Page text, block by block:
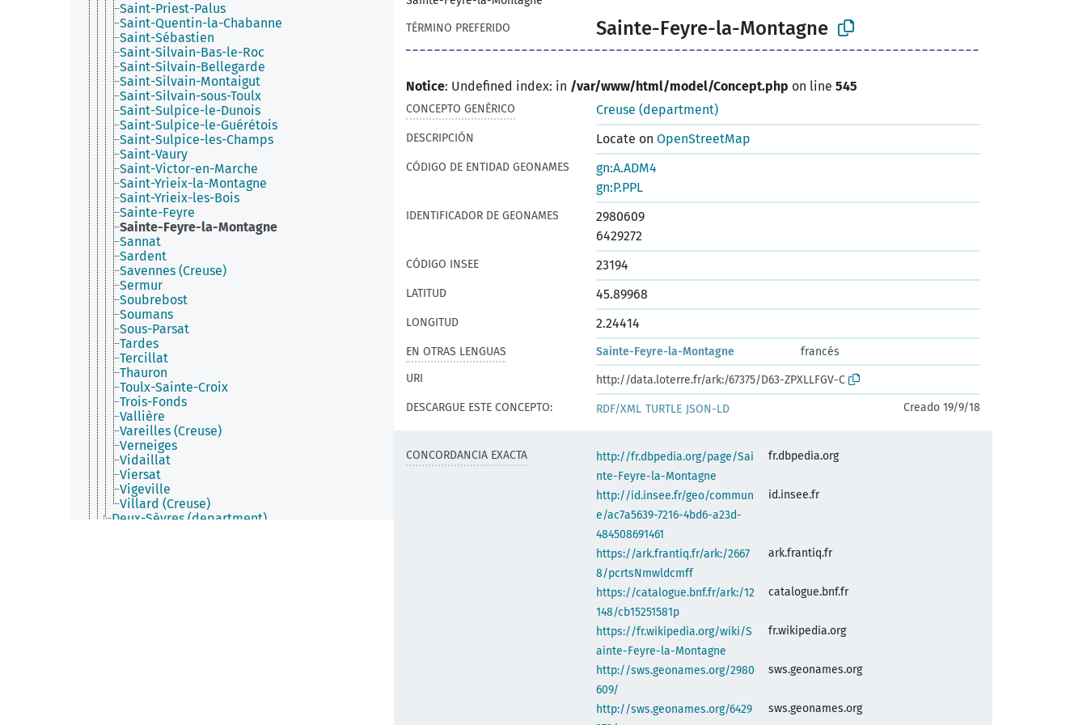
Saint-Priest-Palus
Saint-Quentin-la-Chabanne
Saint-Sébastien
Saint-Silvain-Bas-le-Roc
Saint-Silvain-Bellegarde
Saint-Silvain-Montaigut
Saint-Silvain-sous-Toulx
Saint-Sulpice-le-Dunois
Saint-Sulpice-le-Guérétois
Saint-Sulpice-les-Champs
Saint-Vaury
Saint-Victor-en-Marche
Saint-Yrieix-la-Montagne
Saint-Yrieix-les-Bois
Sainte-Feyre
Sainte-Feyre-la-Montagne
Sannat
Sardent
Savennes (Creuse)
Sermur
Soubrebost
Soumans
Sous-Parsat
Tardes
Tercillat
Thauron
Toulx-Sainte-Croix
Trois-Fonds
Vallière
Vareilles (Creuse)
Verneiges
Vidaillat
Viersat
Vigeville
Villard (Creuse)
Deux-Sèvres (department)
TÉRMINO PREFERIDO
Sainte-Feyre-la-Montagne
Notice: Undefined index: in /var/www/html/model/Concept.php on line 545
CONCEPTO GENÉRICO Creuse (department)
DESCRIPCIÓN Locate on OpenStreetMap
CÓDIGO DE ENTIDAD GEONAMES
gn:A.ADM4
gn:P.PPL
IDENTIFICADOR DE GEONAMES
2980609
6429272
CÓDIGO INSEE 23194
LATITUD 45.89968
LONGITUD 2.24414
EN OTRAS LENGUAS Sainte-Feyre-la-Montagne
francés
URI
http://data.loterre.fr/ark:/67375/D63-ZPXLLFGV-C
DESCARGUE ESTE CONCEPTO:
RDF/XML TURTLE JSON-LD Creado 19/9/18
CONCORDANCIA EXACTA
http://fr.dbpedia.org/page/Sai
nte-Feyre-la-Montagne
fr.dbpedia.org
http://id.insee.fr/geo/commun
e/ac7a5639-7216-4bd6-a23d-
484508691461
id.insee.fr
https://ark.frantiq.fr/ark:/2667
8/pcrtsNmwldcmff
ark.frantiq.fr
https://catalogue.bnf.fr/ark:/12
148/cb15251581p
catalogue.bnf.fr
https://fr.wikipedia.org/wiki/S
ainte-Feyre-la-Montagne
fr.wikipedia.org
http://sws.geonames.org/2980
609/
sws.geonames.org
http://sws.geonames.org/6429
sws.geonames.org